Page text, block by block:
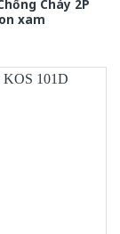
Cháy 2P
xam